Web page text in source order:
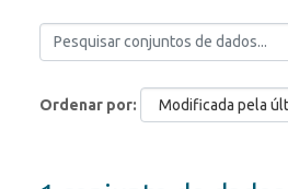
Ordenar por